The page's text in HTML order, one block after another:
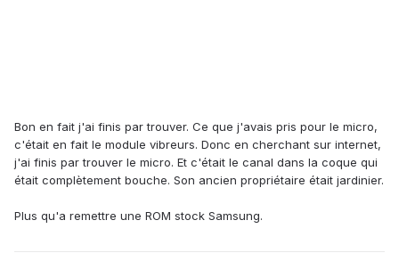
Bon en fait j'ai finis par trouver. Ce que j'avais pris pour le micro,
c'était en fait le module vibreurs. Donc en cherchant sur internet,
j'ai finis par trouver le micro. Et c'était le canal dans la coque qui
était complètement bouche. Son ancien propriétaire était jardinier.
Plus qu'a remettre une ROM stock Samsung.